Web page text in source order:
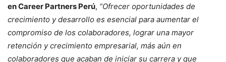
en Career Partners Perú, “Ofrecer oportunidades de
crecimiento y desarrollo es esencial para aumentar el
compromiso de los colaboradores, lograr una mayor
retención y crecimiento empresarial, más aún en
colaboradores que acaban de iniciar su carrera y que